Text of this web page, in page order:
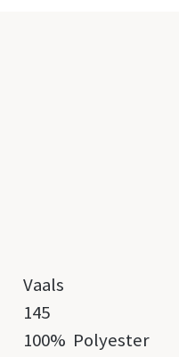
Vaals
145
100% Polyester